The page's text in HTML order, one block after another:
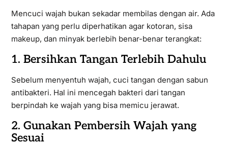
Mencuci wajah bukan sekadar membilas dengan air. Ada
tahapan yang perlu diperhatikan agar kotoran, sisa
makeup, dan minyak berlebih benar-benar terangkat:
1. Bersihkan Tangan Terlebih Dahulu
Sebelum menyentuh wajah, cuci tangan dengan sabun
antibakteri. Hal ini mencegah bakteri dari tangan
berpindah ke wajah yang bisa memicu jerawat.
2. Gunakan Pembersih Wajah yang
Sesuai